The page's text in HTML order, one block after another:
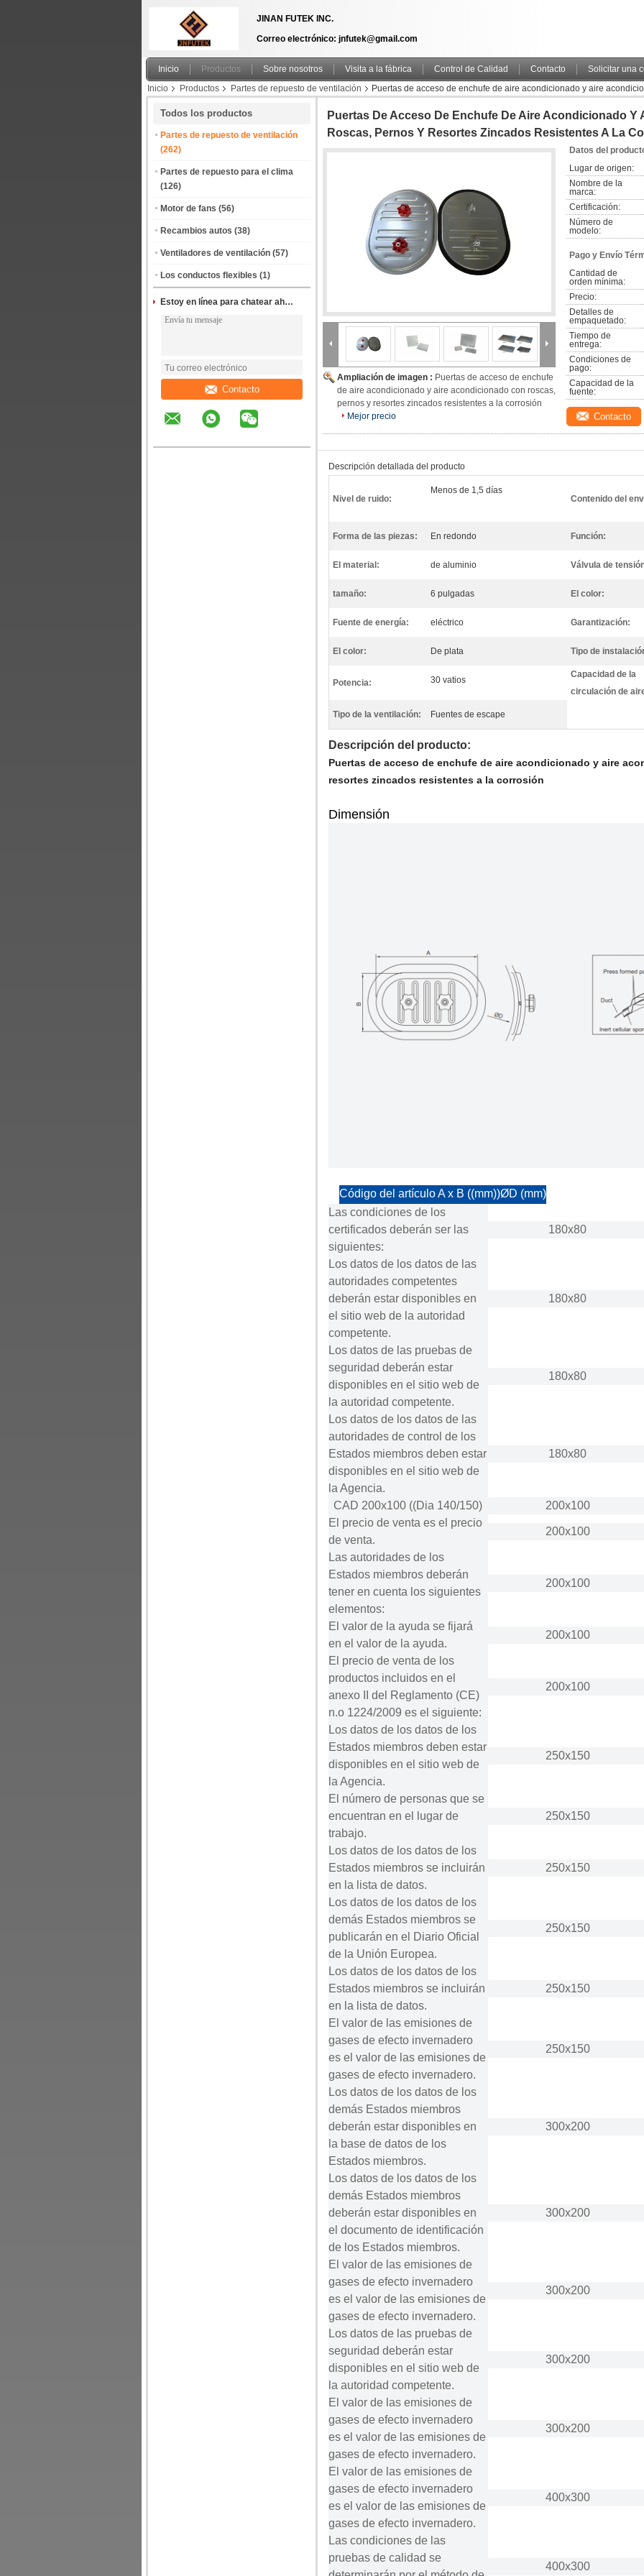
JINAN FUTEK INC.
Correo electrónico: jnfutek@gmail.com
Inicio Productos Sobre nosotros Visita a la fábrica Control de Calidad Contacto
Solicitar una
Inicio
Productos Partes de repuesto de ventilación
Puertas de acceso de enchufe de aire acondicionado y aire
Todos los productos
Partes de repuesto de ventilación
(262)
Partes de repuesto para el clima
(126)
Motor de fans (56)
Recambios autos (38)
Ventiladores de ventilación (57)
Los conductos flexibles (1)
Estoy en línea para chatear ahora
Contacto
Puertas De Acceso De Enchufe De Aire Acondicionado
Roscas, Pernos Y Resortes Zincados Resistentes A La
Ampliación de imagen : Puertas de acceso de enchufe
de aire acondicionado y aire acondicionado con roscas,
pernos y resortes zincados resistentes a la corrosión
Mejor precio
Datos del
Lugar de origen:
Nombre de la
marca:
Certificación:
Número de
modelo:
Pago y Envío
Cantidad de
orden mínima:
Precio:
Detalles de
empaquetado:
Tiempo de
entrega:
Condiciones de
pago:
Capacidad de la
fuente:
Contacto
Descripción detallada del producto
Nivel de ruido:
Menos de 1,5 días
Contenido del
Forma de las piezas: En redondo Función:
El material: de aluminio Válvula de
tamaño: 6 pulgadas El color:
Fuente de energía: eléctrico Garantización:
El color: De plata Tipo de
Potencia: 30 vatios
Capacidad de la
circulación de
Tipo de la ventilación: Fuentes de escape
Descripción del producto:
Puertas de acceso de enchufe de aire acondicionado y aire
resortes zincados resistentes a la corrosión
Dimensión
Código del artículo A x B ((mm))ØD (mm)
Las condiciones de los
certificados deberán ser las
siguientes:
180x80
Los datos de los datos de las
autoridades competentes
deberán estar disponibles en
el sitio web de la autoridad
competente.
180x80
Los datos de las pruebas de
seguridad deberán estar
disponibles en el sitio web de
la autoridad competente.
180x80
Los datos de los datos de las
autoridades de control de los
Estados miembros deben estar
disponibles en el sitio web de
la Agencia.
180x80
CAD 200x100 ((Dia 140/150)
200x100
El precio de venta es el precio
de venta.
200x100
Las autoridades de los
Estados miembros deberán
tener en cuenta los siguientes
elementos:
200x100
El valor de la ayuda se fijará
en el valor de la ayuda.
200x100
El precio de venta de los
productos incluidos en el
anexo II del Reglamento (CE)
n.o 1224/2009 es el siguiente:
200x100
Los datos de los datos de los
Estados miembros deben estar
disponibles en el sitio web de
la Agencia.
250x150
El número de personas que se
encuentran en el lugar de
trabajo.
250x150
Los datos de los datos de los
Estados miembros se incluirán
en la lista de datos.
250x150
Los datos de los datos de los
demás Estados miembros se
publicarán en el Diario Oficial
de la Unión Europea.
250x150
Los datos de los datos de los
Estados miembros se incluirán
en la lista de datos.
250x150
El valor de las emisiones de
gases de efecto invernadero
es el valor de las emisiones de
gases de efecto invernadero.
250x150
Los datos de los datos de los
demás Estados miembros
deberán estar disponibles en
la base de datos de los
Estados miembros.
300x200
Los datos de los datos de los
demás Estados miembros
deberán estar disponibles en
el documento de identificación
de los Estados miembros.
300x200
El valor de las emisiones de
gases de efecto invernadero
es el valor de las emisiones de
gases de efecto invernadero.
300x200
Los datos de las pruebas de
seguridad deberán estar
disponibles en el sitio web de
la autoridad competente.
300x200
El valor de las emisiones de
gases de efecto invernadero
es el valor de las emisiones de
gases de efecto invernadero.
300x200
El valor de las emisiones de
gases de efecto invernadero
es el valor de las emisiones de
gases de efecto invernadero.
400x300
Las condiciones de las
pruebas de calidad se
400x300